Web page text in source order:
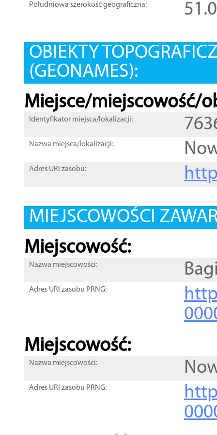
Południowa szerokość geograficzna:
OBIEKTY
(GEONAMES):
Miejsce/miejscowość/
Identyfikator miejsca/lokalizacji:
Nazwa miejsca/lokalizacji:
Adres URI zasobu:
MIEJSCOWOŚCI
Miejscowość:
Nazwa miejscowości:
Adres URI zasobu PRNG:
Miejscowość:
Nazwa miejscowości:
Adres URI zasobu PRNG: